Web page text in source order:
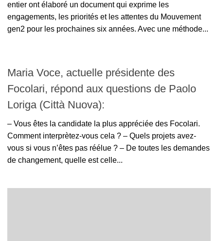
entier ont élaboré un document qui exprime les
engagements, les priorités et les attentes du Mouvement
gen2 pour les prochaines six années. Avec une méthode...
Maria Voce, actuelle présidente des
Focolari, répond aux questions de Paolo
Loriga (Città Nuova):
– Vous êtes la candidate la plus appréciée des Focolari.
Comment interprètez-vous cela ? – Quels projets avez-
vous si vous n’êtes pas réélue ? – De toutes les demandes
de changement, quelle est celle...